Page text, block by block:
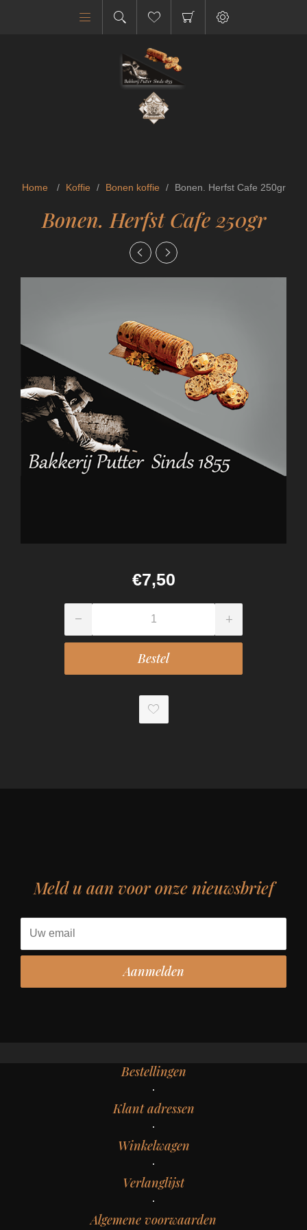
Home / Koffie / Bonen koffie / Bonen. Herfst Cafe 250gr
Bonen. Herfst Cafe 250gr
€7,50
Meld u aan voor onze nieuwsbrief
Bestellingen
Klant adressen
Winkelwagen
Verlanglijst
Algemene voorwaarden